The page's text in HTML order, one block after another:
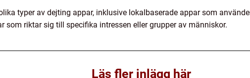
typer av dejting appar, inklusive lokalbaserade appar som
som riktar sig till specifika intressen eller grupper av människor.
Läs fler inlägg här